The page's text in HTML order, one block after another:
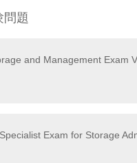
問題
and Management Exam
Exam for Storage